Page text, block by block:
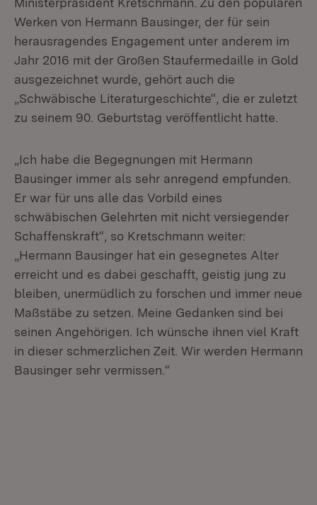
Werken von Hermann Bausinger, der für sein
herausragendes Engagement unter anderem im
Jahr 2016 mit der Großen Staufermedaille in Gold
ausgezeichnet wurde, gehört auch die
„Schwäbische Literaturgeschichte“, die er zuletzt
zu seinem 90. Geburtstag veröffentlicht hatte.
„Ich habe die Begegnungen mit Hermann
Bausinger immer als sehr anregend empfunden.
Er war für uns alle das Vorbild eines
schwäbischen Gelehrten mit nicht versiegender
Schaffenskraft“, so Kretschmann weiter:
„Hermann Bausinger hat ein gesegnetes Alter
erreicht und es dabei geschafft, geistig jung zu
bleiben, unermüdlich zu forschen und immer neue
Maßstäbe zu setzen. Meine Gedanken sind bei
seinen Angehörigen. Ich wünsche ihnen viel Kraft
in dieser schmerzlichen Zeit. Wir werden Hermann
Bausinger sehr vermissen.“